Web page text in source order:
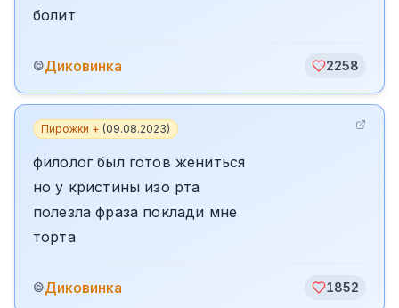
болит
©Диковинка 2258
Пирожки + (09.08.2023)
филолог был готов жениться
но у кристины изо рта
полезла фраза поклади мне
торта
©Диковинка 1852